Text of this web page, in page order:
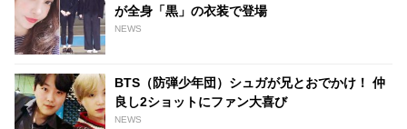
が全身「黒」の衣装で登場
NEWS
BTS（防弾少年団）シュガが兄とおでかけ！ 仲
良し2ショットにファン大喜び
NEWS